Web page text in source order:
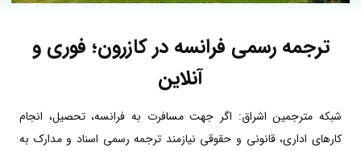
ترجمه رسمی فرانسه در کازرون؛ فوری و
آنلاین
شبکه مترجمین اشراق: اگر جهت مسافرت به فرانسه، تحصیل، انجام
کارهای اداری، قانونی و حقوقی نیازمند ترجمه رسمی اسناد و مدارک به